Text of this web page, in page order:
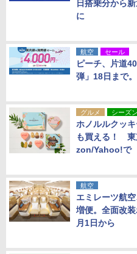
日搭乗分から
に
航空 セール
ピーチ、片道
弾」18日まで
グルメ シーズン
ホノルルクッ
も買える！ 東
zon/Yahoo!で
航空
エミレーツ航
増便。全面改
月1日から